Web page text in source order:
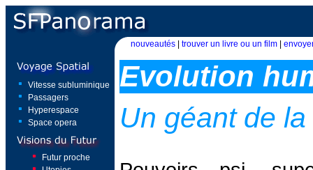
nouveautés trouver un livre ou un film
Vitesse subluminique
Passagers
Hyperespace
Space opera
Futur proche
Evolution
Un géant de